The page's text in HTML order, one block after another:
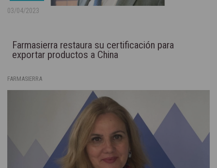
03/04/2023
Farmasierra restaura su certificación para
exportar productos a China
FARMASIERRA